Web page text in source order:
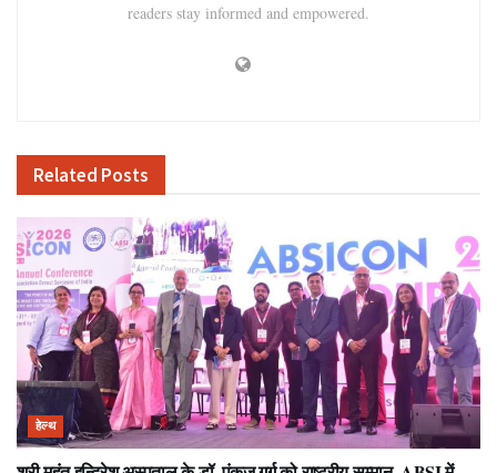
readers stay informed and empowered.
Related Posts
हेल्थ